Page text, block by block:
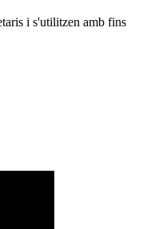
i s'utilitzen amb fins